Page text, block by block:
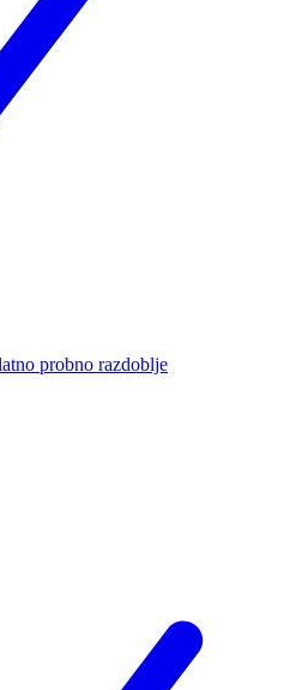
probno razdoblje